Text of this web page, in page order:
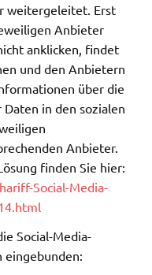
weitergeleitet. Erst
Anbieter
anklicken, findet
und den Anbietern
über die
in den sozialen
Anbieter.
finden Sie hier:
Social-Media-
Social-Media-